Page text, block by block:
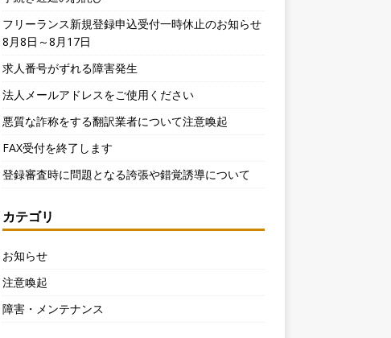
フリーランス新規登録申込受付一時休止のお知らせ
8月8日～8月17日
求人番号がずれる障害発生
法人メールアドレスをご使用ください
悪質な詐称をする翻訳業者について注意喚起
FAX受付を終了します
登録審査時に問題となる誇張や錯覚誘導について
カテゴリ
お知らせ
注意喚起
障害・メンテナンス